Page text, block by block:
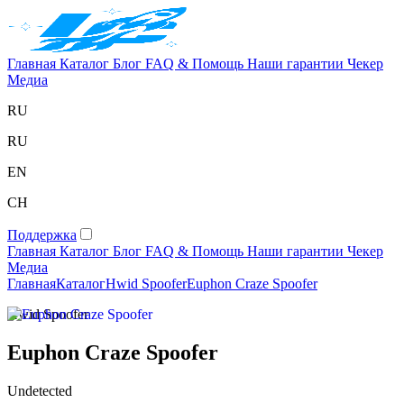
Главная Каталог Блог FAQ & Помощь Наши гарантии Чекер
Медиа
RU
RU
EN
CH
Поддержка
Главная Каталог Блог FAQ & Помощь Наши гарантии Чекер
Медиа
ГлавнаяКаталогHwid SpooferEuphon Craze Spoofer
Hwid Spoofer
Euphon Craze Spoofer
Undetected